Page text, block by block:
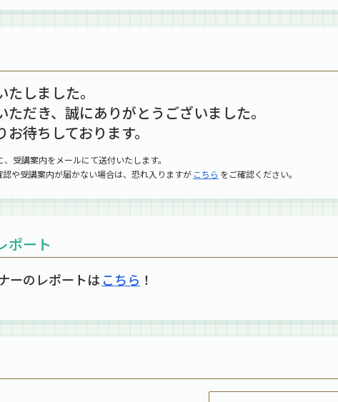
しました。
だき、誠にありがとうございました。
待ちしております。
受講案内をメールにて送付いたします。
や受講案内が届かない場合は、恐れ入りますが こちら をご確認ください。
ポート
ーのレポートはこちら ！